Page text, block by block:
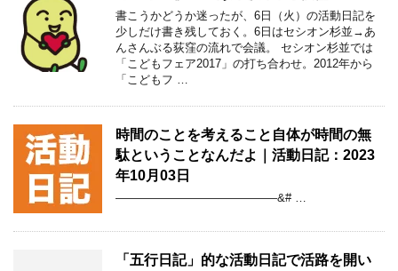
書こうかどうか迷ったが、6日（火）の活動日記を
少しだけ書き残しておく。6日はセシオン杉並→あ
んさんぶる荻窪の流れで会議。 セシオン杉並では
「こどもフェア2017」の打ち合わせ。2012年から
「こどもフ …
時間のことを考えること自体が時間の無
駄ということなんだよ｜活動日記：2023
年10月03日
——————————————&# …
「五行日記」的な活動日記で活路を開い